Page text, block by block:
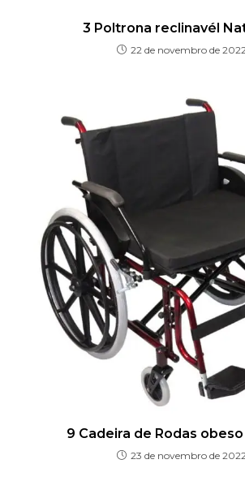
3 Poltrona reclinavél
22 de novembro de
9 Cadeira de Rodas
23 de novembro de